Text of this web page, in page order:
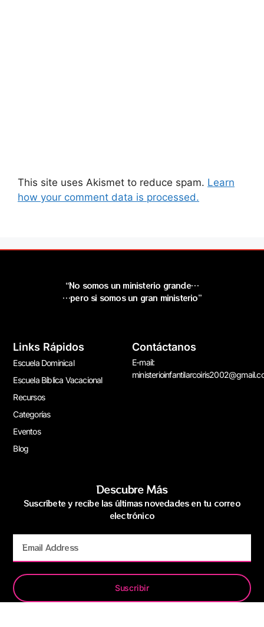
This site uses Akismet to reduce spam. Learn
how your comment data is processed.
“No somos un ministerio grande…
…pero si somos un gran ministerio”
Links Rápidos
Escuela Dominical
Escuela Bíblica Vacacional
Recursos
Categorías
Eventos
Blog
Contáctanos
E-mail:
Descubre Más
Suscríbete y recibe las últimas novedades en tu correo
electrónico
Suscribir